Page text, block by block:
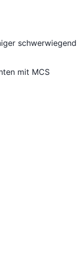
schwerwiegend
mit MCS